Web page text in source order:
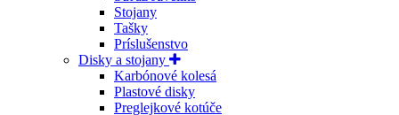
Stojany
Tašky
Príslušenstvo
Disky a stojany
Karbónové kolesá
Plastové disky
Preglejkové kotúče